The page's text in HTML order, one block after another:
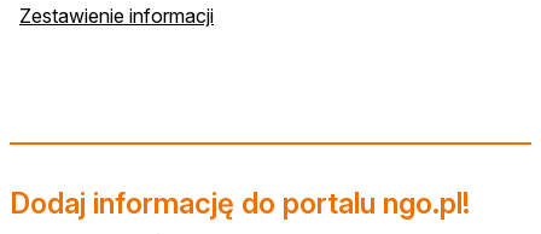
Zestawienie informacjiotwiera się w nowej karcie
Dodaj informację do portalu ngo.pl!